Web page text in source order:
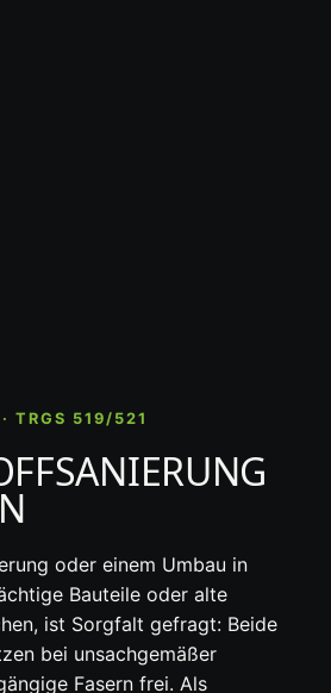
TRGS 519/521
oder einem Umbau in
Bauteile oder alte
ist Sorgfalt gefragt: Beide
bei unsachgemäßer
Fasern frei. Als